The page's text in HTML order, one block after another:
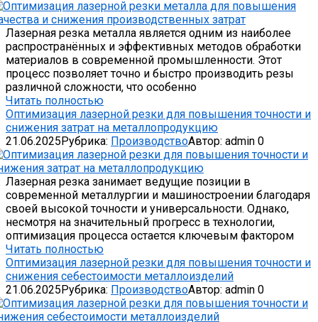
Лазерная резка металла является одним из наиболее
распространённых и эффективных методов обработки
материалов в современной промышленности. Этот
процесс позволяет точно и быстро производить резы
различной сложности, что особенно
Читать полностью
Оптимизация лазерной резки для повышения точности и
снижения затрат на металлопродукцию
21.06.2025Рубрика: ПроизводствоАвтор: admin 0
Лазерная резка занимает ведущие позиции в
современной металлургии и машиностроении благодаря
своей высокой точности и универсальности. Однако,
несмотря на значительный прогресс в технологии,
оптимизация процесса остается ключевым фактором
Читать полностью
Оптимизация лазерной резки для повышения точности и
снижения себестоимости металлоизделий
21.06.2025Рубрика: ПроизводствоАвтор: admin 0